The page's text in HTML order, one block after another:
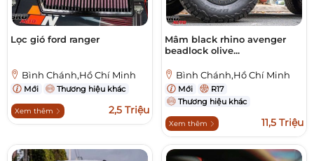
Lọc gió ford ranger
Bình Chánh,Hồ Chí Minh
Mới Thương hiệu khác
Xem thêm 2,5 Triệu
Mâm black rhino avenger
beadlock olive...
Bình Chánh,Hồ Chí Minh
Mới
R17
Thương hiệu khác
Xem thêm 11,5 Triệu